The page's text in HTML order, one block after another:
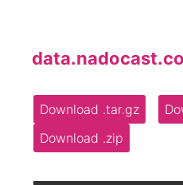
Download .tar.gz
Download .zip